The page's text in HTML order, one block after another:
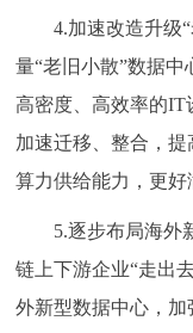
4.加速改造升级“
量“老旧小散”数据中
高密度、高效率的IT
加速迁移、整合，提
算力供给能力，更好
5.逐步布局海外新
链上下游企业“走出
外新型数据中心，